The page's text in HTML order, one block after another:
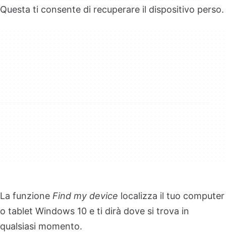
Questa ti consente di recuperare il dispositivo perso.
La funzione Find my device localizza il tuo computer
o tablet Windows 10 e ti dirà dove si trova in
qualsiasi momento.